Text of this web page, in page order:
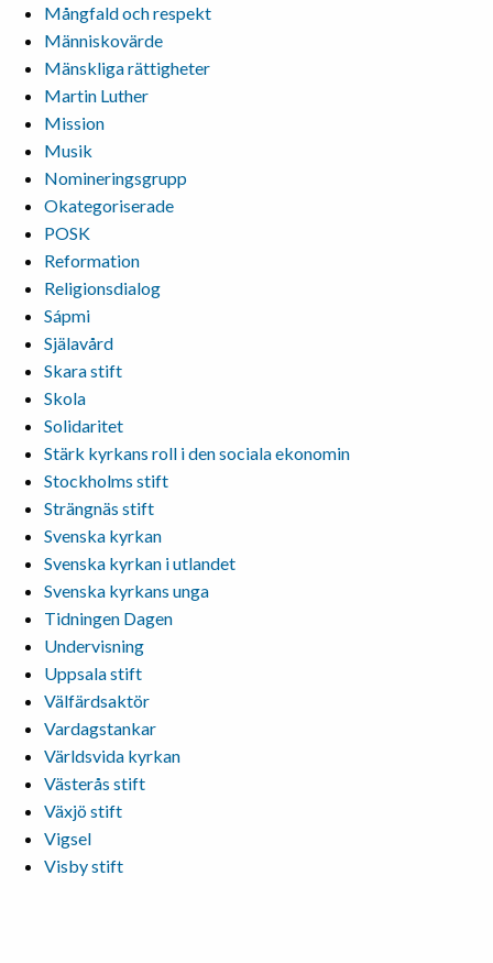
Mångfald och respekt
Människovärde
Mänskliga rättigheter
Martin Luther
Mission
Musik
Nomineringsgrupp
Okategoriserade
POSK
Reformation
Religionsdialog
Sápmi
Själavård
Skara stift
Skola
Solidaritet
Stärk kyrkans roll i den sociala ekonomin
Stockholms stift
Strängnäs stift
Svenska kyrkan
Svenska kyrkan i utlandet
Svenska kyrkans unga
Tidningen Dagen
Undervisning
Uppsala stift
Välfärdsaktör
Vardagstankar
Världsvida kyrkan
Västerås stift
Växjö stift
Vigsel
Visby stift